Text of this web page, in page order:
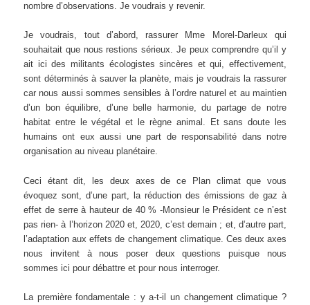
nombre d’observations. Je voudrais y revenir.
Je voudrais, tout d’abord, rassurer Mme Morel-Darleux qui
souhaitait que nous restions sérieux. Je peux comprendre qu’il y
ait ici des militants écologistes sincères et qui, effectivement,
sont déterminés à sauver la planète, mais je voudrais la rassurer
car nous aussi sommes sensibles à l’ordre naturel et au maintien
d’un bon équilibre, d’une belle harmonie, du partage de notre
habitat entre le végétal et le règne animal. Et sans doute les
humains ont eux aussi une part de responsabilité dans notre
organisation au niveau planétaire.
Ceci étant dit, les deux axes de ce Plan climat que vous
évoquez sont, d’une part, la réduction des émissions de gaz à
effet de serre à hauteur de 40 % -Monsieur le Président ce n’est
pas rien- à l’horizon 2020 et, 2020, c’est demain ; et, d’autre part,
l’adaptation aux effets de changement climatique. Ces deux axes
nous invitent à nous poser deux questions puisque nous
sommes ici pour débattre et pour nous interroger.
La première fondamentale : y a-t-il un changement climatique ?